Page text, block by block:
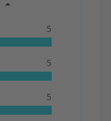
5
5
5